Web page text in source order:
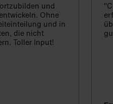
und
Ohne
und in
die nicht
Toller Input!